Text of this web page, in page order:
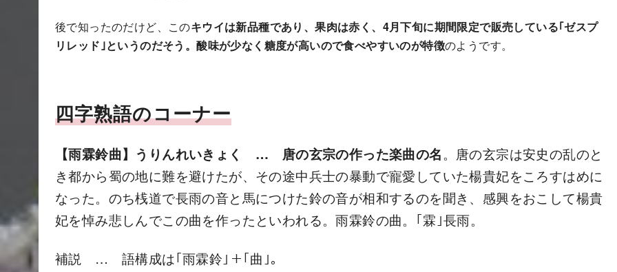
後で知ったのだけど、このキウイは新品種であり、果肉は赤く、4月下旬に期間限定で販売している｢ゼスプ
リレッド｣というのだそう。酸味が少なく糖度が高いので食べやすいのが特徴のようです。
四字熟語のコーナー
【雨霖鈴曲】うりんれいきょく … 唐の玄宗の作った楽曲の名。唐の玄宗は安史の乱のと
き都から蜀の地に難を避けたが、その途中兵士の暴動で寵愛していた楊貴妃をころすはめに
なった。のち桟道で長雨の音と馬につけた鈴の音が相和するのを聞き、感興をおこして楊貴
妃を悼み悲しんでこの曲を作ったといわれる。雨霖鈴の曲。｢霖｣長雨。
補説 … 語構成は｢雨霖鈴｣＋｢曲｣。